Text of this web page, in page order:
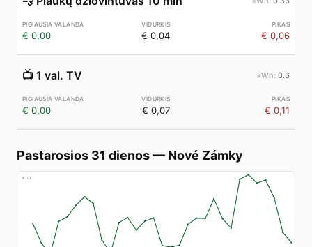
€ 0,00 € 0,04 € 0,06
📺 1 val. TV 0.6
€ 0,00 € 0,07 € 0,11
Pastarosios 31 dienos— Nové Zámky
€191